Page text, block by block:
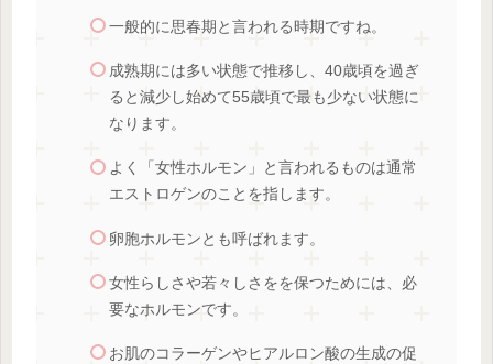
一般的に思春期と言われる時期ですね。
成熟期には多い状態で推移し、40歳頃を過ぎ
ると減少し始めて55歳頃で最も少ない状態に
なります。
よく「女性ホルモン」と言われるものは通常
エストロゲンのことを指します。
卵胞ホルモンとも呼ばれます。
女性らしさや若々しさをを保つためには、必
要なホルモンです。
お肌のコラーゲンやヒアルロン酸の生成の促